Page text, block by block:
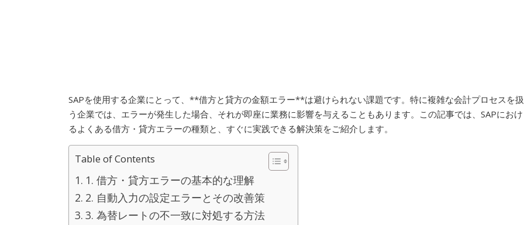
SAPを使用する企業にとって、**借方と貸方の金額エラー**は避けられない課題です。特に複雑な会計プロセスを扱
う企業では、エラーが発生した場合、それが即座に業務に影響を与えることもあります。この記事では、SAPにおけ
るよくある借方・貸方エラーの種類と、すぐに実践できる解決策をご紹介します。
Table of Contents
1. 借方・貸方エラーの基本的な理解
2. 自動入力の設定エラーとその改善策
3. 為替レートの不一致に対処する方法